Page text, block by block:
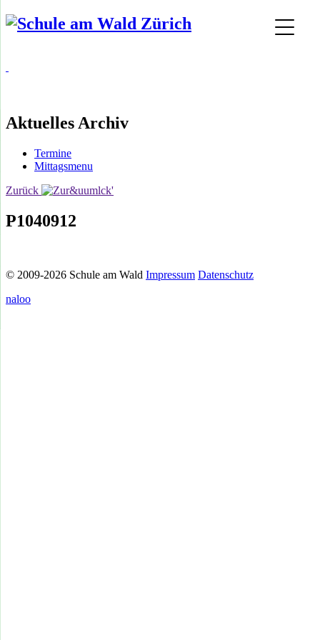
Aktuelles Archiv
Termine
Mittagsmenu
Zurück
P1040912
© 2009-2026 Schule am Wald Impressum Datenschutz
naloo